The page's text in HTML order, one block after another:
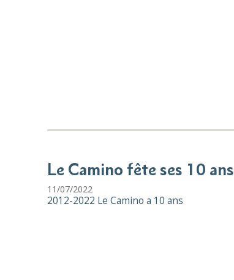
Le Camino fête ses 10 ans
11/07/2022
2012-2022 Le Camino a 10 ans